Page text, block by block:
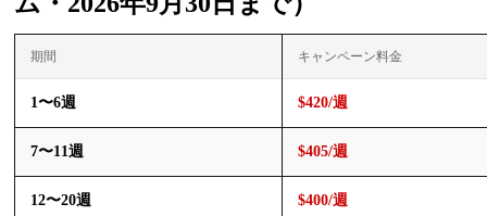
期間 キャンペーン料金
1〜6週 $420/週
7〜11週 $405/週
12〜20週 $400/週